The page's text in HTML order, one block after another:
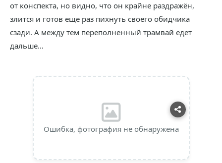
от конспекта, но видно, что он крайне раздражён,
злится и готов еще раз пихнуть своего обидчика
сзади. А между тем переполненный трамвай едет
дальше…
Ошибка, фотография не обнаружена